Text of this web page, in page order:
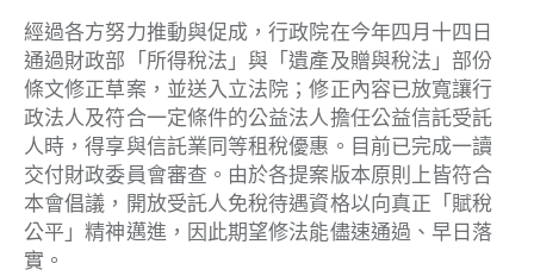
經過各方努力推動與促成，行政院在今年四月十四日
通過財政部「所得稅法」與「遺產及贈與稅法」部份
條文修正草案，並送入立法院；修正內容已放寬讓行
政法人及符合一定條件的公益法人擔任公益信託受託
人時，得享與信託業同等租稅優惠。目前已完成一讀
交付財政委員會審查。由於各提案版本原則上皆符合
本會倡議，開放受託人免稅待遇資格以向真正「賦稅
公平」精神邁進，因此期望修法能儘速通過、早日落
實。